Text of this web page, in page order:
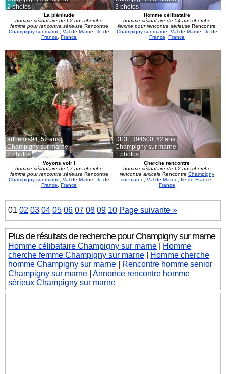
2 photos
La plénitude
homme célibataire de 62 ans cherche
femme pour rencontre sérieuse Rencontre
Champigny sur marne ,Val de Marne
Ile de
France ,France
3 photos
Homme célibataire
homme célibataire de 54 ans cherche
femme pour rencontre sérieuse Rencontre
Champigny sur marne
Val de Marne
Ile de
France
France
arthemis94,57 ans
Champigny sur marne
2 photos
Voyons voir !
homme célibataire de 57 ans cherche
femme pour rencontre sérieuse Rencontre
Champigny sur marne ,Val de Marne
Ile de
France ,France
DIDIER94500, 62 ans
Champigny sur marne
1 photos
Cherche rencontre
homme célibataire de 62 ans cherche
rencontre amicale Rencontre Champigny
sur marne
,Val de Marne Ile de France
France
0102 03 04 05 06 07 08 09 10 Page suivante »
Plus de résultats de recherche pour Champigny sur marne
Homme célibataire Champigny sur marne
Homme
cherche femme Champigny sur marne
Homme cherche
homme Champigny sur marne
Rencontre homme senior
Champigny sur marne |Annonce rencontre homme
sérieux Champigny sur marne